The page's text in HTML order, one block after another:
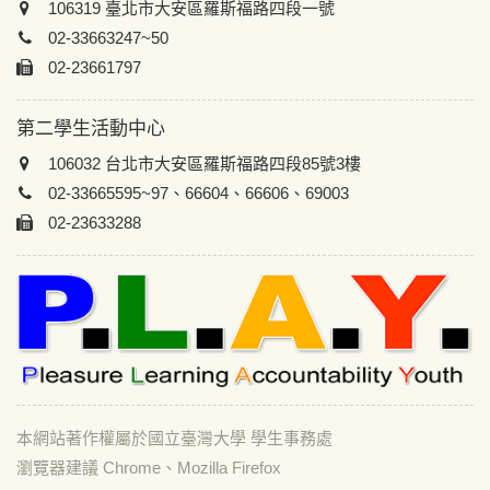
106319 臺北市大安區羅斯福路四段一號
02-33663247~50
02-23661797
第二學生活動中心
106032 台北市大安區羅斯福路四段85號3樓
02-33665595~97、66604、66606、69003
02-23633288
本網站著作權屬於國立臺灣大學 學生事務處
瀏覽器建議 Chrome、Mozilla Firefox